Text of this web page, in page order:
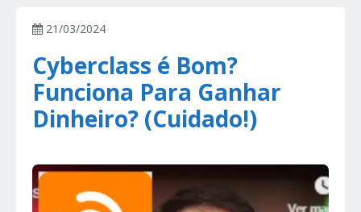
21/03/2024
Cyberclass é Bom?
Funciona Para Ganhar
Dinheiro? (Cuidado!)